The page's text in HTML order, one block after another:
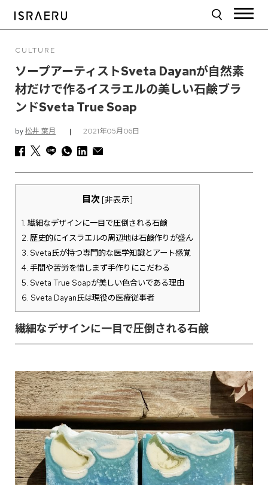
CULTURE
ソープアーティストSveta Dayanが自然素
材だけで作るイスラエルの美しい石鹸ブラ
ンドSveta True Soap
by松井 葉月 | 2021年05月06日
目次 [非表示]
1. 繊細なデザインに一目で圧倒される石鹸
2. 歴史的にイスラエルの周辺地は石鹸作りが盛ん
3. Sveta氏が持つ専門的な医学知識とアート感覚
4. 手間や苦労を惜しまず手作りにこだわる
5. Sveta True Soapが美しい色合いである理由
6. Sveta Dayan氏は現役の医療従事者
繊細なデザインに一目で圧倒される石鹸